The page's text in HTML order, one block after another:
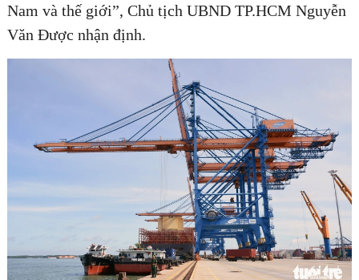
Nam và thế giới”, Chủ tịch UBND TP.HCM Nguyễn
Văn Được nhận định.